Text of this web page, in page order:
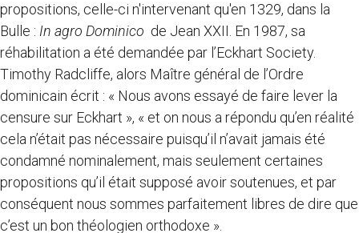
propositions, celle-ci n'intervenant qu'en 1329, dans la
Bulle : In agro Dominico de Jean XXII. En 1987, sa
réhabilitation a été demandée par l’Eckhart Society.
Timothy Radcliffe, alors Maître général de l’Ordre
dominicain écrit : « Nous avons essayé de faire lever la
censure sur Eckhart », « et on nous a répondu qu’en réalité
cela n’était pas nécessaire puisqu’il n’avait jamais été
condamné nominalement, mais seulement certaines
propositions qu’il était supposé avoir soutenues, et par
conséquent nous sommes parfaitement libres de dire que
c’est un bon théologien orthodoxe ».